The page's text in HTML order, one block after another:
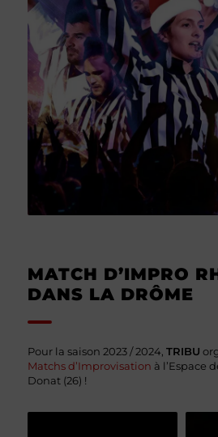
MATCH D’IMPRO
DANS LA DRÔME
Pour la saison 2023 / 2024, TRIBU
Matchs d’Improvisation à l’Espace
Donat (26) !